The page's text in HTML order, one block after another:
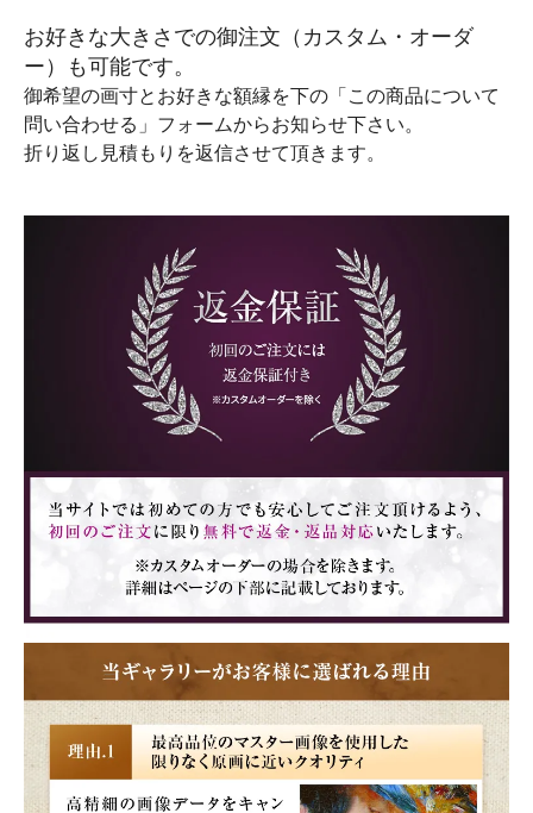
お好きな大きさでの御注文（カスタム・オーダ
ー）も可能です。
御希望の画寸とお好きな額縁を下の「この商品について
問い合わせる」フォームからお知らせ下さい。
折り返し見積もりを返信させて頂きます。